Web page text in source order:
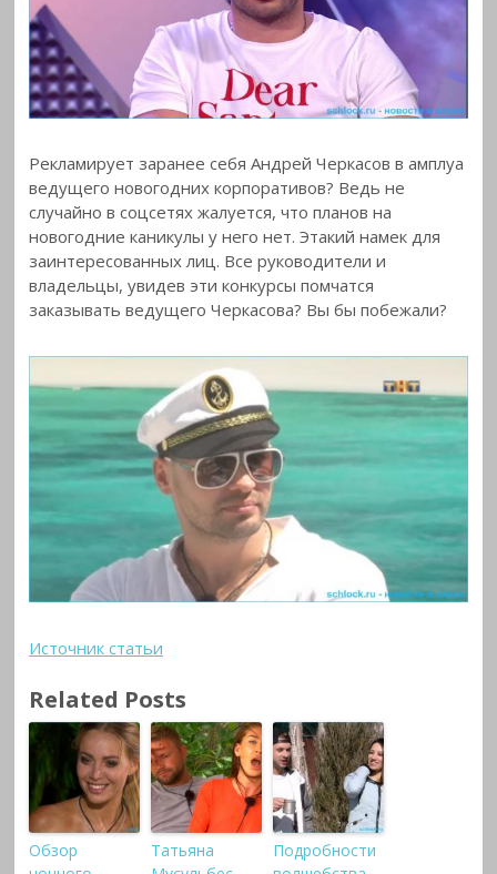
Рекламирует заранее себя Андрей Черкасов в амплуа
ведущего новогодних корпоративов? Ведь не
случайно в соцсетях жалуется, что планов на
новогодние каникулы у него нет. Этакий намек для
заинтересованных лиц. Все руководители и
владельцы, увидев эти конкурсы помчатся
заказывать ведущего Черкасова? Вы бы побежали?
Источник статьи
Related Posts
Обзор
Татьяна
Подробности